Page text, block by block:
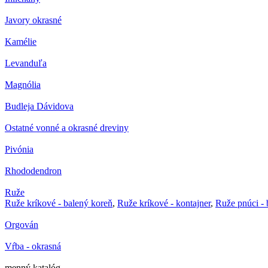
Javory okrasné
Kamélie
Levanduľa
Magnólia
Budleja Dávidova
Ostatné vonné a okrasné dreviny
Pivónia
Rhododendron
Ruže
Ruže kríkové - balený koreň, Ruže kríkové - kontajner, Ruže pnúci -
Orgován
Vŕba - okrasná